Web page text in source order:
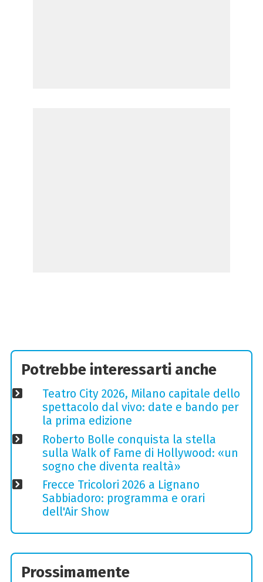
Potrebbe interessarti anche
Teatro City 2026, Milano capitale dello
spettacolo dal vivo: date e bando per
la prima edizione
Roberto Bolle conquista la stella
sulla Walk of Fame di Hollywood: «un
sogno che diventa realtà»
Frecce Tricolori 2026 a Lignano
Sabbiadoro: programma e orari
dell'Air Show
Prossimamente